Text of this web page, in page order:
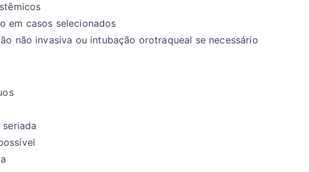
em casos selecionados
não invasiva ou intubação orotraqueal se necessário